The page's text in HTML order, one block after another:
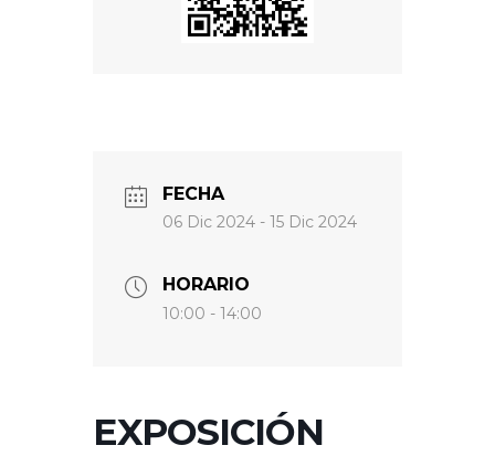
FECHA
06 Dic 2024 - 15 Dic 2024
HORARIO
10:00 - 14:00
EXPOSICIÓN